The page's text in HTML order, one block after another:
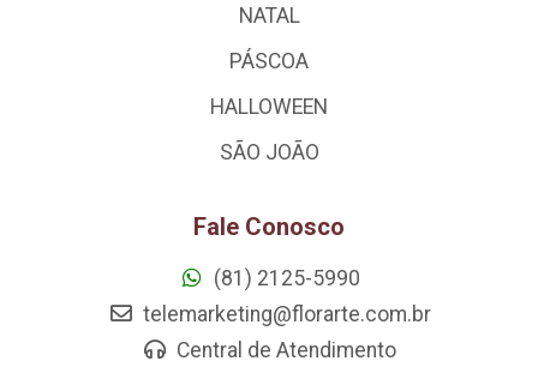
NATAL
PÁSCOA
HALLOWEEN
SÃO JOÃO
Fale Conosco
(81) 2125-5990
telemarketing@florarte.com.br
Central de Atendimento